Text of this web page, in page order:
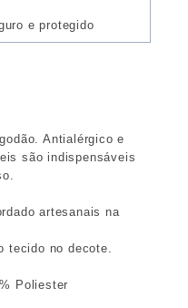
e protegido
Antialérgico e
são indispensáveis
artesanais na
tecido no decote.
Poliester